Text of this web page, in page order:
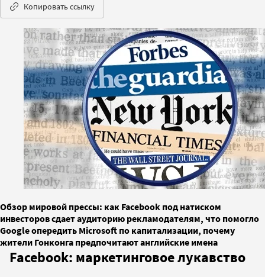
Копировать ссылку
Обзор мировой прессы: как Facebook под натиском
инвесторов сдает аудиторию рекламодателям, что помогло
Google опередить Microsoft по капитализации, почему
жители Гонконга предпочитают английские имена
Facebook: маркетинговое лукавство